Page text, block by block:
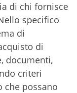
di chi fornisce
specifico
di
di
documenti,
criteri
che possano